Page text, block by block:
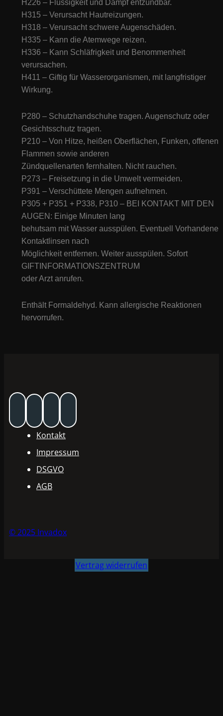
H226 – Flüssigkeit und Dampf entzündbar.
H315 – Verursacht Hautreizungen.
H318 – Verursacht schwere Augenschäden.
H335 – Kann die Atemwege reizen.
H336 – Kann Schläfrigkeit und Benommenheit
verursachen.
H411 – Giftig für Wasserorganismen, mit langfristiger
Wirkung.
P280 – Schutzhandschuhe tragen. Augenschutz oder
Gesichtsschutz tragen.
P210 – Von Hitze, heißen Oberflächen, Funken, offenen
Flammen sowie anderen
Zündquellenarten fernhalten. Nicht rauchen.
P273 – Freisetzung in die Umwelt vermeiden.
P391 – Verschüttete Mengen aufnehmen.
P305 + P351 + P338, P310 – BEI KONTAKT MIT DEN
AUGEN: Einige Minuten lang
behutsam mit Wasser ausspülen. Eventuell Vorhandene
Kontaktlinsen nach
Möglichkeit entfernen. Weiter ausspülen. Sofort
GIFTINFORMATIONSZENTRUM
oder Arzt anrufen.
Enthält Formaldehyd. Kann allergische Reaktionen
hervorrufen.
Kontakt
Impressum
DSGVO
AGB
© 2025 Invadox
Vertrag widerrufen